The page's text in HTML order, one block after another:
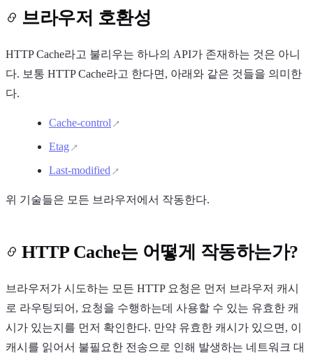
브라우저 호환성
HTTP Cache라고 불리우는 하나의 API가 존재하는 것은 아니
다. 보통 HTTP Cache라고 한다면, 아래와 같은 것들을 의미한
다.
Cache-control
Etag
Last-modified
위 기술들은 모든 브라우저에서 작동한다.
HTTP Cache는 어떻게 작동하는가?
브라우저가 시도하는 모든 HTTP 요청은 먼저 브라우저 캐시
로 라우팅되어, 요청을 수행하는데 사용할 수 있는 유효한 캐
시가 있는지를 먼저 확인한다. 만약 유효한 캐시가 있으면, 이
캐시를 읽어서 불필요한 전송으로 인해 발생하는 네트워크 대